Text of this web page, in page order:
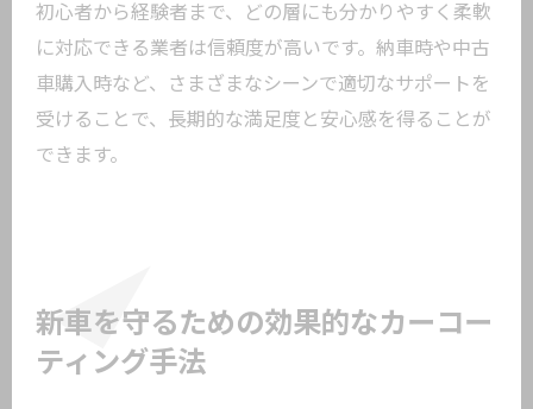
初心者から経験者まで、どの層にも分かりやすく柔軟
に対応できる業者は信頼度が高いです。納車時や中古
車購入時など、さまざまなシーンで適切なサポートを
受けることで、長期的な満足度と安心感を得ることが
できます。
新車を守るための効果的なカーコー
ティング手法